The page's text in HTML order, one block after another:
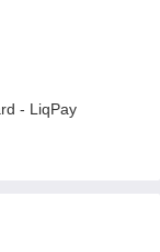
- LiqPay